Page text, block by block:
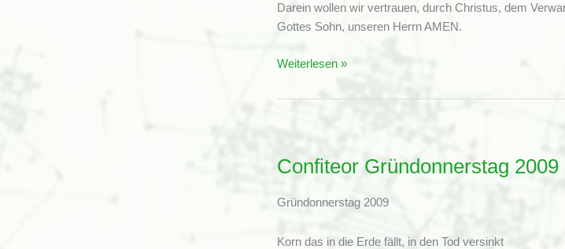
Darein wollen wir vertrauen, durch Christus, dem
Gottes Sohn, unseren Herrn AMEN.
Allgemeines
Weiterlesen »
Confiteor Gründonnerstag 2009
Gründonnerstag 2009
Korn das in die Erde fällt, in den Tod versinkt